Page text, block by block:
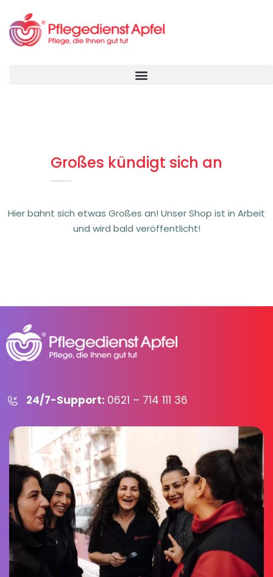
Großes kündigt sich an
Hier bahnt sich etwas Großes an! Unser Shop ist in Arbeit
und wird bald veröffentlicht!
24/7-Support: 0621 – 714 111 36